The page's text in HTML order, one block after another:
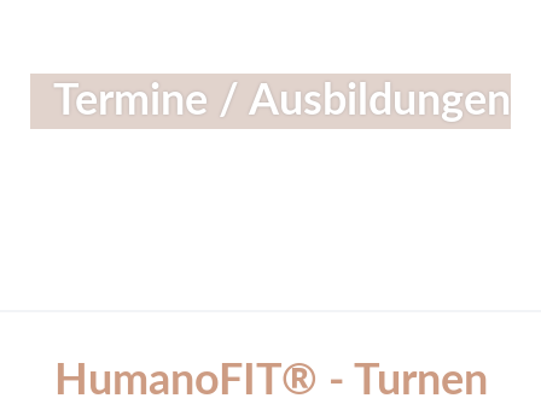
Termine / Ausbildungen
HumanoFIT® - Turnen